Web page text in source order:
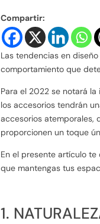
Compartir:
Las tendencias en
comportamiento que
Para el 2022 se notará
los accesorios tendrán
accesorios atemporales,
proporcionen un toque
En el presente artículo
que mantengas tus
1.